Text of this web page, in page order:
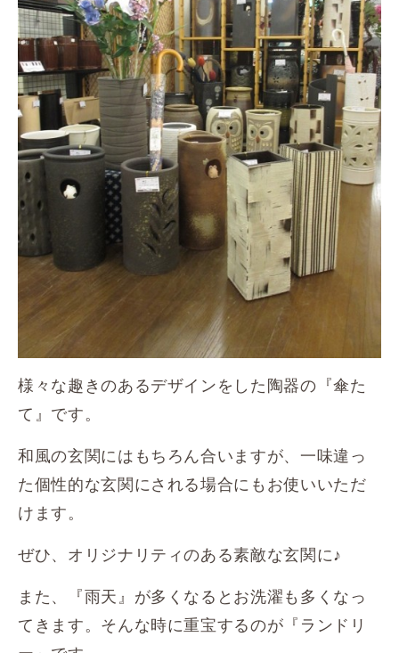
様々な趣きのあるデザインをした陶器の『傘た
て』です。
和風の玄関にはもちろん合いますが、一味違っ
た個性的な玄関にされる場合にもお使いいただ
けます。
ぜひ、オリジナリティのある素敵な玄関に♪
また、『雨天』が多くなるとお洗濯も多くなっ
てきます。そんな時に重宝するのが『ランドリ